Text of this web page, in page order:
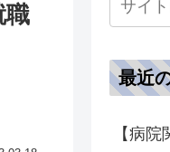
職
最近
【病